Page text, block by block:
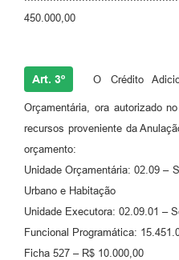
450.000,00
Art. 3º O Crédito
Orçamentária, ora autorizado
recursos proveniente da
orçamento:
Unidade Orçamentária: 02.09 –
Urbano e Habitação
Unidade Executora: 02.09.01 –
Funcional Programática:
Ficha 527 – R$ 10.000,00